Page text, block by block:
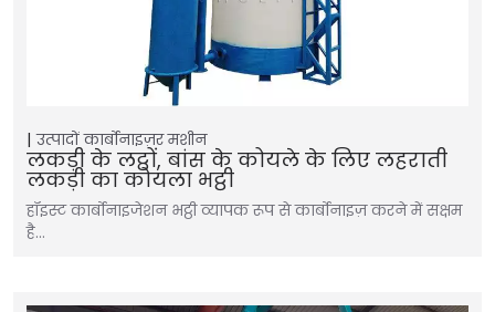
उत्पादों कार्बोनाइज़र मशीन
लकड़ी के लट्ठों, बांस के कोयले के लिए लहराती
लकड़ी का कोयला भट्ठी
हॉइस्ट कार्बोनाइजेशन भट्ठी व्यापक रूप से कार्बोनाइज़ करने में सक्षम
है…